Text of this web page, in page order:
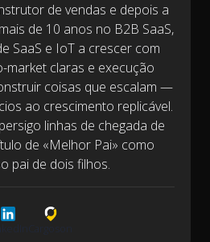
de vendas e depois a
de 10 anos no B2B SaaS,
SaaS e IoT a crescer com
market claras e execução
coisas que escalam —
ao crescimento replicável.
linhas de chegada de
de «Melhor Pai» como
pai de dois filhos.